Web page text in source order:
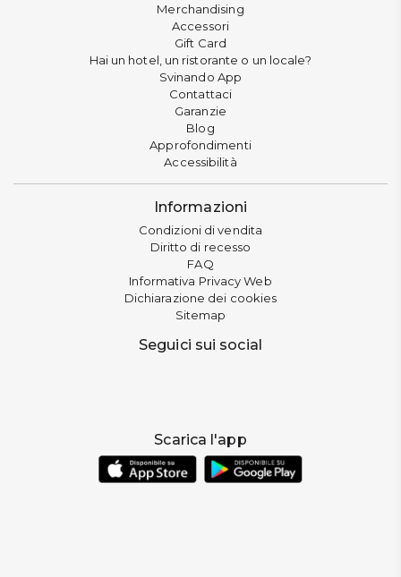
Merchandising
Accessori
Gift Card
Hai un hotel, un ristorante o un locale?
Svinando App
Contattaci
Garanzie
Blog
Approfondimenti
Accessibilità
Informazioni
Condizioni di vendita
Diritto di recesso
FAQ
Informativa Privacy Web
Dichiarazione dei cookies
Sitemap
Seguici sui social
Scarica l'app